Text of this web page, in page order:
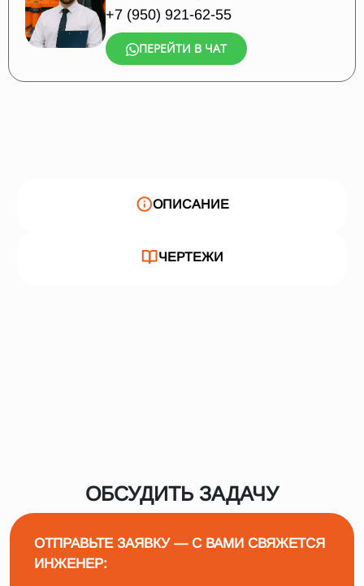
+7 (950) 921-62-55
ПЕРЕЙТИ В ЧАТ
ОПИСАНИЕ
ЧЕРТЕЖИ
ОБСУДИТЬ ЗАДАЧУ
ОТПРАВЬТЕ ЗАЯВКУ — С ВАМИ СВЯЖЕТСЯ
ИНЖЕНЕР: